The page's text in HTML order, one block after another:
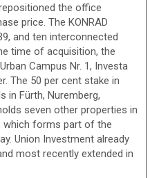
the office
price. The KONRAD
and ten interconnected
time of acquisition, the
Campus Nr. 1, Investa
The 50 per cent stake in
in Fürth, Nuremberg,
seven other properties in
which forms part of the
Union Investment already
most recently extended in